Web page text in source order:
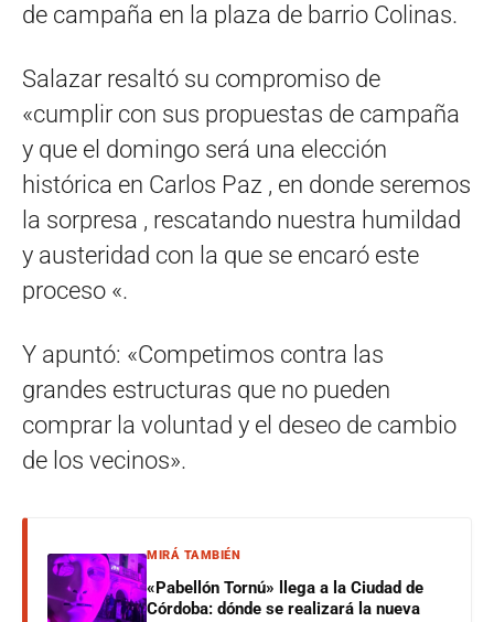
de campaña en la plaza de barrio Colinas.
Salazar resaltó su compromiso de
«cumplir con sus propuestas de campaña
y que el domingo será una elección
histórica en Carlos Paz , en donde seremos
la sorpresa , rescatando nuestra humildad
y austeridad con la que se encaró este
proceso «.
Y apuntó: «Competimos contra las
grandes estructuras que no pueden
comprar la voluntad y el deseo de cambio
de los vecinos».
MIRÁ TAMBIÉN
«Pabellón Tornú» llega a la Ciudad de
Córdoba: dónde se realizará la nueva